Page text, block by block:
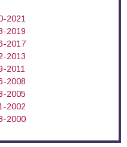
2021
2019
2017
2013
2011
2008
2005
2002
2000